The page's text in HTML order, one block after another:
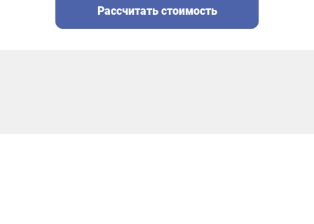
Рассчитать стоимость